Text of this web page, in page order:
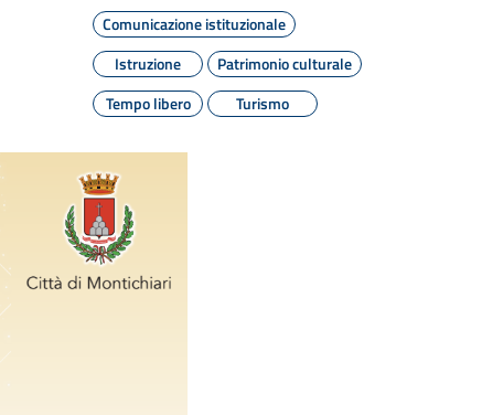
Comunicazione istituzionale
Istruzione
Patrimonio culturale
Tempo libero
Turismo